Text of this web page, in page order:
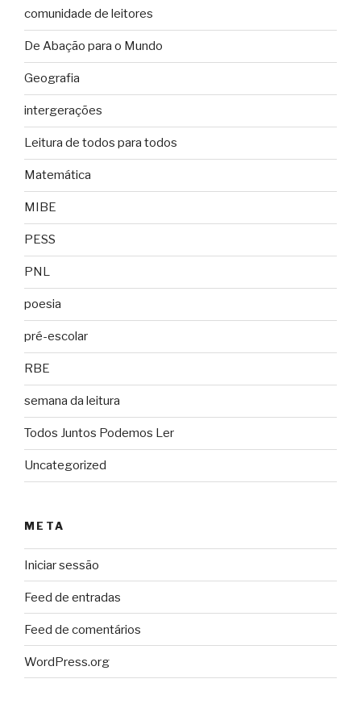
comunidade de leitores
De Abação para o Mundo
Geografia
intergerações
Leitura de todos para todos
Matemática
MIBE
PESS
PNL
poesia
pré-escolar
RBE
semana da leitura
Todos Juntos Podemos Ler
Uncategorized
META
Iniciar sessão
Feed de entradas
Feed de comentários
WordPress.org